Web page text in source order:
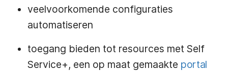
veelvoorkomende configuraties
automatiseren
toegang bieden tot resources met Self
Service+, een op maat gemaakte portal